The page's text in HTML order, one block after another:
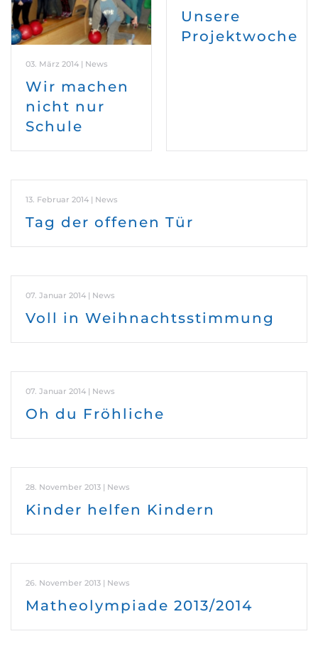
03. März 2014 | News
Wir machen
nicht nur
Schule
Unsere
Projektwoche
13. Februar 2014 | News
Tag der offenen Tür
07. Januar 2014 | News
Voll in Weihnachtsstimmung
07. Januar 2014 | News
Oh du Fröhliche
28. November 2013 | News
Kinder helfen Kindern
26. November 2013 | News
Matheolympiade 2013/2014